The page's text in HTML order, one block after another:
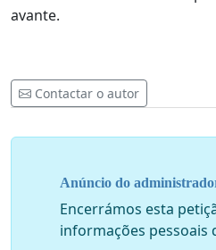
avante.
Contactar o autor
Anúncio do
Encerrámos esta
informações pessoais